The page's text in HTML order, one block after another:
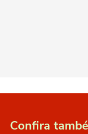
Confira